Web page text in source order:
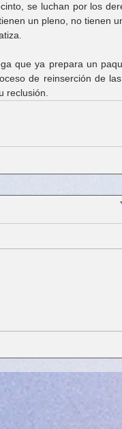
se luchan por los
un pleno, no tienen
que ya prepara un
de reinserción de
reclusión.